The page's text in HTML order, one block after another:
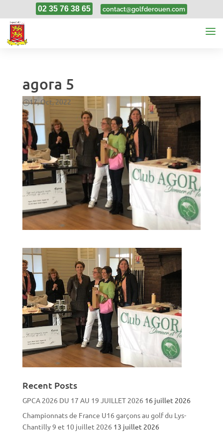
02 35 76 38 65 contact@golfderouen.com
agora 5
17, Oct, 2022
Recent Posts
GPCA 2026 DU 17 AU 19 JUILLET 2026 16 juillet 2026
Championnats de France U16 garçons au golf du Lys-
Chantilly 9 et 10 juillet 2026 13 juillet 2026